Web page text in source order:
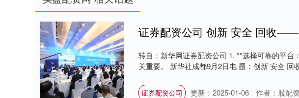
转自：新华网证券配资公司 1. **选择可靠的平
关重要。 新华社成都9月2日电 题：创新 安全
证券配资公司 更新：2025-01-06 作者：股配